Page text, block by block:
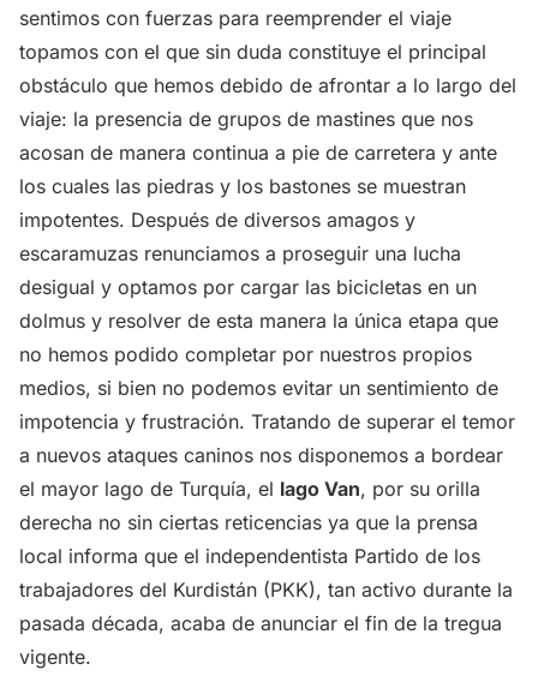
sentimos con fuerzas para reemprender el viaje
topamos con el que sin duda constituye el principal
obstáculo que hemos debido de afrontar a lo largo del
viaje: la presencia de grupos de mastines que nos
acosan de manera continua a pie de carretera y ante
los cuales las piedras y los bastones se muestran
impotentes. Después de diversos amagos y
escaramuzas renunciamos a proseguir una lucha
desigual y optamos por cargar las bicicletas en un
dolmus y resolver de esta manera la única etapa que
no hemos podido completar por nuestros propios
medios, si bien no podemos evitar un sentimiento de
impotencia y frustración. Tratando de superar el temor
a nuevos ataques caninos nos disponemos a bordear
el mayor lago de Turquía, el lago Van, por su orilla
derecha no sin ciertas reticencias ya que la prensa
local informa que el independentista Partido de los
trabajadores del Kurdistán (PKK), tan activo durante la
pasada década, acaba de anunciar el fin de la tregua
vigente.